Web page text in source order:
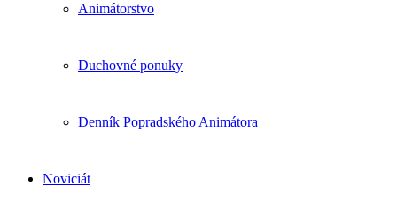
Animátorstvo
Duchovné ponuky
Denník Popradského Animátora
Noviciát